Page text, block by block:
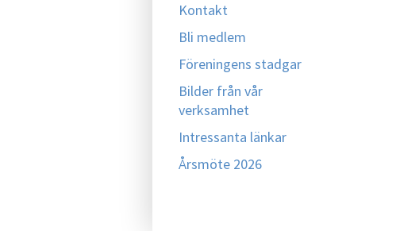
Kontakt
Bli medlem
Föreningens stadgar
Bilder från vår
verksamhet
Intressanta länkar
Årsmöte 2026